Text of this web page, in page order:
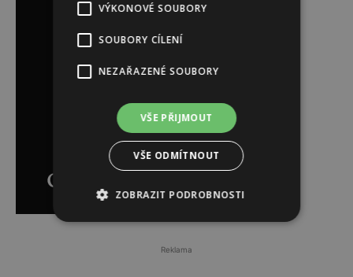
Reklama
VÝKONOVÉ SOUBORY
SOUBORY CÍLENÍ
NEZAŘAZENÉ SOUBORY
VŠE PŘIJMOUT
VŠE ODMÍTNOUT
ZOBRAZIT PODROBNOSTI